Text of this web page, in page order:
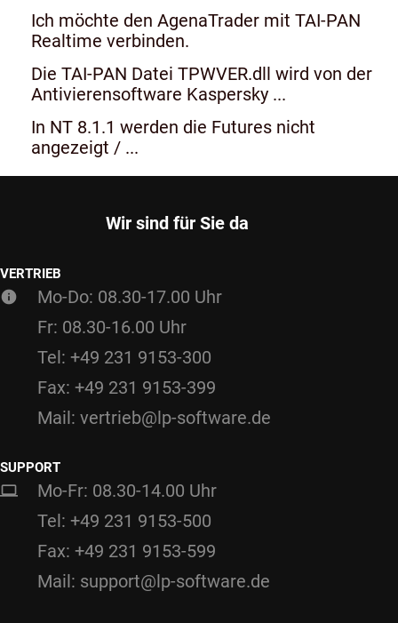
Ich möchte den AgenaTrader mit TAI-PAN
Realtime verbinden.
Die TAI-PAN Datei TPWVER.dll wird von der
Antivierensoftware Kaspersky ...
In NT 8.1.1 werden die Futures nicht
angezeigt / ...
Wir sind für Sie da
VERTRIEB
Mo-Do: 08.30-17.00 Uhr
Fr: 08.30-16.00 Uhr
Tel: +49 231 9153-300
Fax: +49 231 9153-399
Mail: vertrieb@lp-software.de
SUPPORT
Mo-Fr: 08.30-14.00 Uhr
Tel: +49 231 9153-500
Fax: +49 231 9153-599
Mail: support@lp-software.de